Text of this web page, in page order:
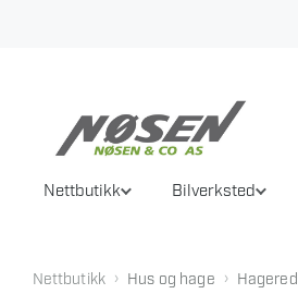
Nettbutikk Bilverksted
Nettbutikk › Hus og hage ›